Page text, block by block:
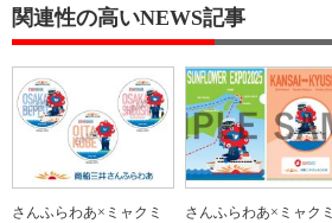
関連性の高いNEWS記事
さんふらわあ×ミャクミ さんふらわあ×ミャクミ